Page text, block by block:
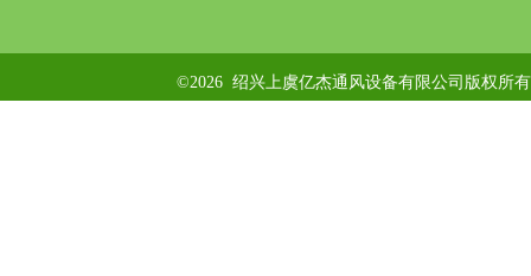
©2026 绍兴上虞亿杰通风设备有限公司版权所有